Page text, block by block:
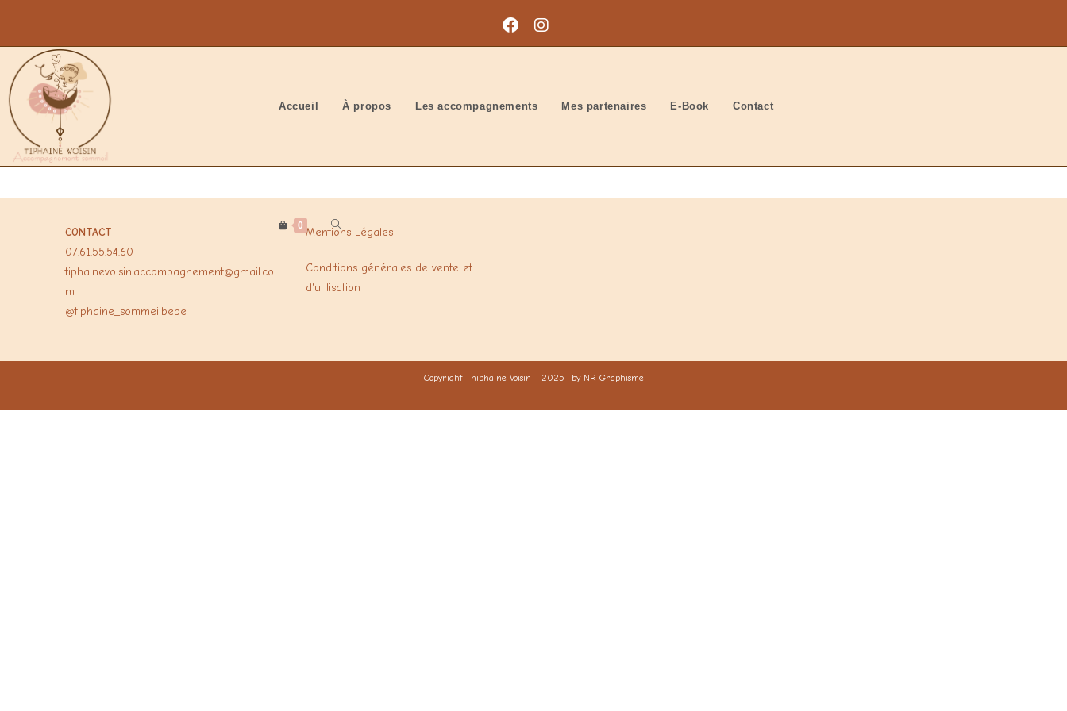
Accueil À propos Les accompagnements Mes partenaires E-Book Contact
0
CONTACT
07.61.55.54.60
tiphainevoisin.accompagnement@gmail.co
m
@tiphaine_sommeilbebe
Mentions Légales
Conditions générales de vente et
d'utilisation
Copyright Thiphaine Voisin - 2025- by NR Graphisme